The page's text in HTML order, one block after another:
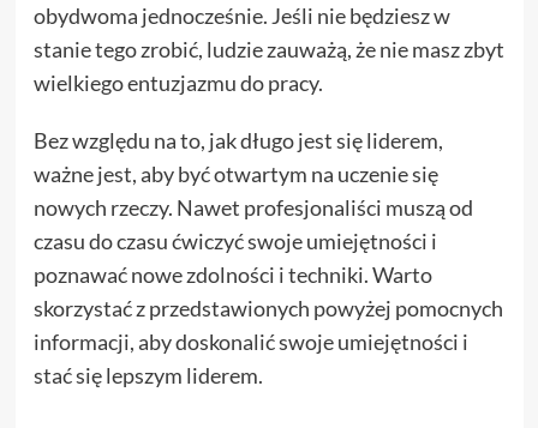
obydwoma jednocześnie. Jeśli nie będziesz w
stanie tego zrobić, ludzie zauważą, że nie masz zbyt
wielkiego entuzjazmu do pracy.
Bez względu na to, jak długo jest się liderem,
ważne jest, aby być otwartym na uczenie się
nowych rzeczy. Nawet profesjonaliści muszą od
czasu do czasu ćwiczyć swoje umiejętności i
poznawać nowe zdolności i techniki. Warto
skorzystać z przedstawionych powyżej pomocnych
informacji, aby doskonalić swoje umiejętności i
stać się lepszym liderem.